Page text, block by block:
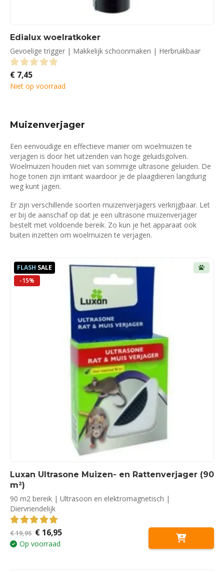
Edialux woelratkoker
Gevoelige trigger | Makkelijk schoonmaken | Herbruikbaar
0 out of 5
€ 7,45
Niet op voorraad
Muizenverjager
Een eenvoudige en effectieve manier om woelmuizen te
verjagen is door het uitzenden van hoge geluidsgolven.
Woelmuizen houden niet van sommige ultrasone geluiden. De
hoge tonen zijn irritant waardoor je de plaagdieren langdurig
weg kunt jagen.
Er zijn verschillende soorten muizenverjagers verkrijgbaar. Let
er bij de aanschaf op dat je een ultrasone muizenverjager
bestelt met voldoende bereik. Zo kun je het apparaat ook
buiten inzetten om woelmuizen te verjagen.
FLASH SALE
-15%
Luxan Ultrasone Muizen- en Rattenverjager (90
m²)
90 m2 bereik | Ultrasoon en elektromagnetisch |
Diervriendelijk
5.00out of 5
€19,95 Oorspronkelijke
prijs
was:
€16,95Huidige
Op voorraad